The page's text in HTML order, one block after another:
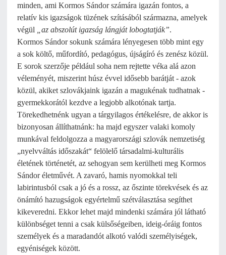
minden, ami Kormos Sándor számára igazán fontos, a
relatív kis igazságok tüzének szításából származna, amelyek
végül
„az abszolút igazság lángját lobogtatják”.
Kormos Sándor sokunk számára lényegesen több mint egy
a sok költő, műfordító, pedagógus, újságíró és zenész közül.
E sorok szerzője például soha nem rejtette véka alá azon
véleményét, miszerint húsz évvel idősebb barátját - azok
közül, akiket szlovákjaink igazán a magukénak tudhatnak -
gyermekkorától kezdve a legjobb alkotónak tartja.
Törekedhetnénk ugyan a tárgyilagos értékelésre, de akkor is
bizonyosan állíthatnánk: ha majd egyszer valaki komoly
munkával feldolgozza a magyarországi szlovák nemzetiség
„nyelvváltás időszakát“ felölelő társadalmi-kulturális
életének történetét, az sehogyan sem kerülheti meg Kormos
Sándor életművét. A zavaró, hamis nyomokkal teli
labirintusból csak a jó és a rossz, az őszinte törekvések és az
önámító hazugságok egyértelmű szétválasztása segíthet
kikeveredni. Ekkor lehet majd mindenki számára jól látható
különbséget tenni a csak külsőségeiben, ideig-óráig fontos
személyek és a maradandót alkotó valódi személyiségek,
egyéniségek között.